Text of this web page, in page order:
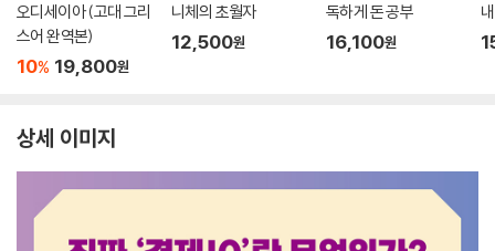
오디세이아 (고대 그리
스어 완역본)
10% 19,800원
니체의 초월자
12,500원
독하게 돈 공부
16,100원
상세 이미지